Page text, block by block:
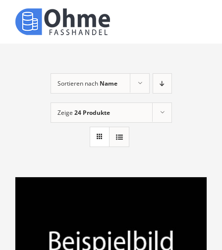
Inhalt
springen
Produkte
Kontakt
Sortieren nach Name
Zeige 24 Produkte